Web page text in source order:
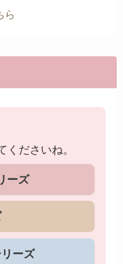
ら
ださいね。
ーズ
ーズ